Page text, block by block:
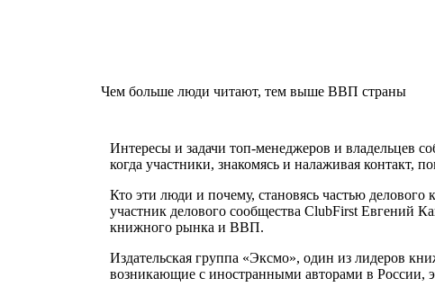
Чем больше люди читают, тем выше ВВП страны
Интересы и задачи топ-менеджеров и владельцев
когда участники, знакомясь и налаживая контакт,
Кто эти люди и почему, становясь частью
участник делового сообщества ClubFirst Евгений
книжного рынка и ВВП.
Издательская группа «Эксмо», один из лидеров
возникающие с иностранными авторами в России,